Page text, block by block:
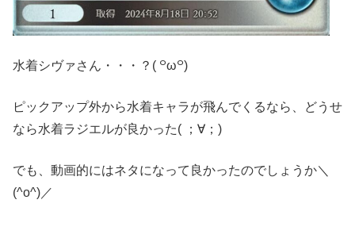
水着シヴァさん・・・？( ꒪ω꒪)
ピックアップ外から水着キャラが飛んでくるなら、どうせ
なら水着ラジエルが良かった( ；∀；)
でも、動画的にはネタになって良かったのでしょうか＼
(^o^)／